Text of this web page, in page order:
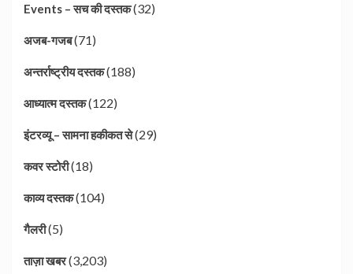
Events – सच की दस्तक(32)
अजब-गजब(71)
अन्तर्राष्ट्रीय दस्तक(188)
आध्यात्म दस्तक(122)
इंटरव्यू – सामना हकीकत से(29)
कवर स्टोरी(18)
काव्य दस्तक(104)
गैलरी(5)
ताज़ा खबर(3,203)